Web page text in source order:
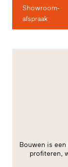
Snelle
toegang
Showroom-
afspraak
Bouwen is een
profiteren,